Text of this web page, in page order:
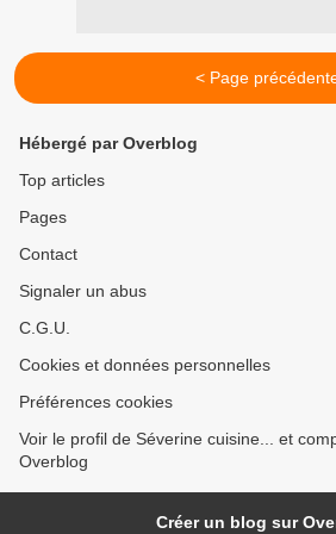
< Page
Hébergé par Overblog
Top articles
Pages
Contact
Signaler un abus
C.G.U.
Cookies et données personnelles
Préférences cookies
Voir le profil de Séverine cuisine... et
Overblog
Créer un blog sur